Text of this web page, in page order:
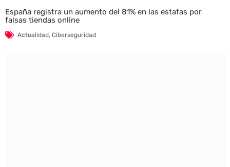
España registra un aumento del 81% en las estafas por
falsas tiendas online
Actualidad, Ciberseguridad